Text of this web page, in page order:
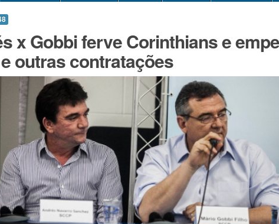
x Gobbi ferve Corinthians e
outras contratações